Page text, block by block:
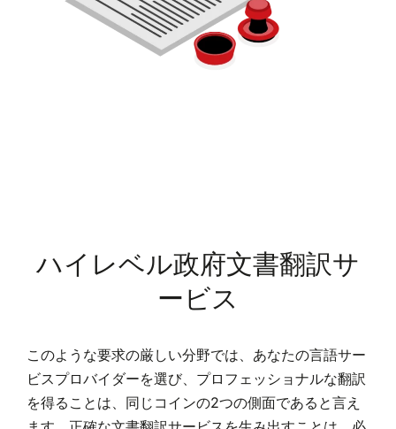
ハイレベル政府文書翻訳サ
ービス
このような要求の厳しい分野では、あなたの言語サー
ビスプロバイダーを選び、プロフェッショナルな翻訳
を得ることは、同じコインの2つの側面であると言え